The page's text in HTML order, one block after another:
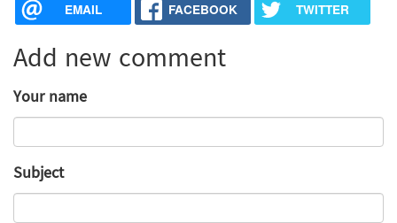
EMAIL FACEBOOK TWITTER
Add new comment
Your name
Subject